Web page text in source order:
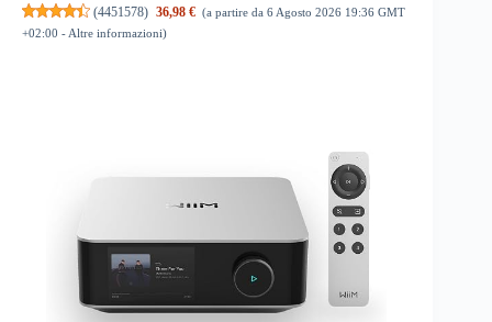
(4451578) 36,98 € (a partire da 6 Agosto 2026 19:36 GMT
+02:00 - Altre informazioni)